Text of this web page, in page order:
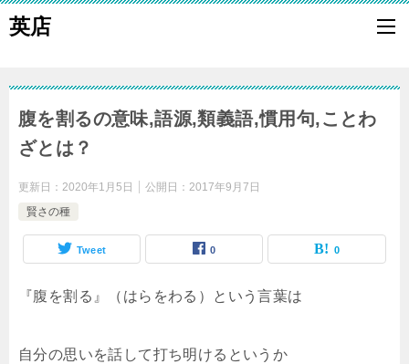
英店
腹を割るの意味,語源,類義語,慣用句,ことわ
ざとは？
更新日： 2020年1月5日 公開日： 2017年9月7日
賢さの種
Tweet 0 0
『腹を割る』（はらをわる）という言葉は
自分の思いを話して打ち明けるというか